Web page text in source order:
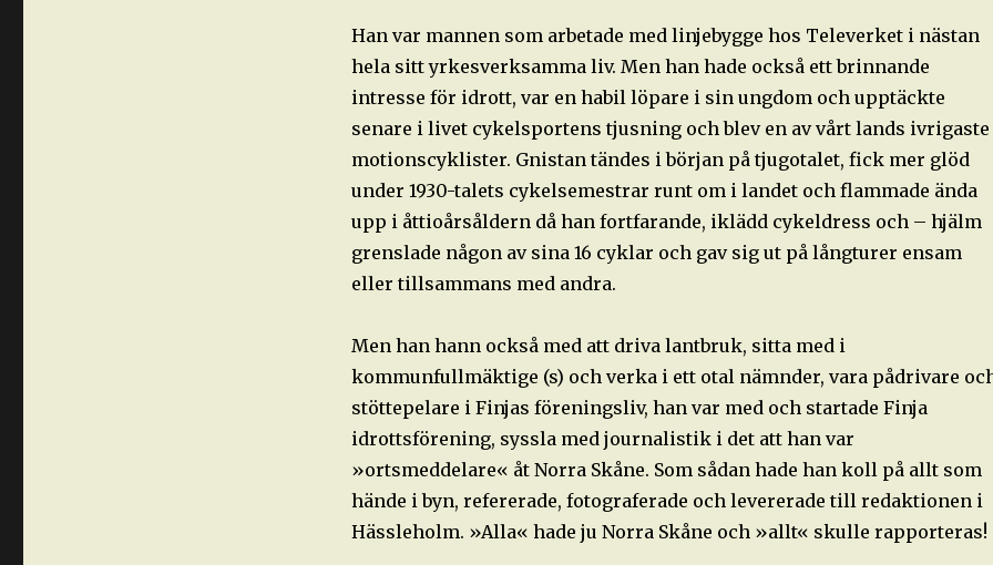
Han var mannen som arbetade med linjebygge hos Televerket i nästan
hela sitt yrkesverksamma liv. Men han hade också ett brinnande
intresse för idrott, var en habil löpare i sin ungdom och upptäckte
senare i livet cykelsportens tjusning och blev en av vårt lands ivrigaste
motionscyklister. Gnistan tändes i början på tjugotalet, fick mer glöd
under 1930-talets cykelsemestrar runt om i landet och flammade ända
upp i åttioårsåldern då han fortfarande, iklädd cykeldress och – hjälm
grenslade någon av sina 16 cyklar och gav sig ut på långturer ensam
eller tillsammans med andra.
Men han hann också med att driva lantbruk, sitta med i
kommunfullmäktige (s) och verka i ett otal nämnder, vara pådrivare
stöttepelare i Finjas föreningsliv, han var med och startade Finja
idrottsförening, syssla med journalistik i det att han var
»ortsmeddelare« åt Norra Skåne. Som sådan hade han koll på allt som
hände i byn, refererade, fotograferade och levererade till redaktionen i
Hässleholm. »Alla« hade ju Norra Skåne och »allt« skulle rapporteras!